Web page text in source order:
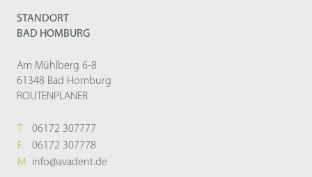
STANDORT
BAD HOMBURG
Am Mühlberg 6-8
61348 Bad Homburg
ROUTENPLANER
T
06172 307777
F
06172 307778
M
info@avadent.de